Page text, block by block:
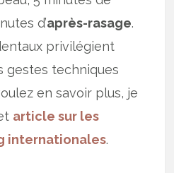
d’après-rasage.
privilégient
gestes techniques
en savoir plus, je
article sur les
internationales.